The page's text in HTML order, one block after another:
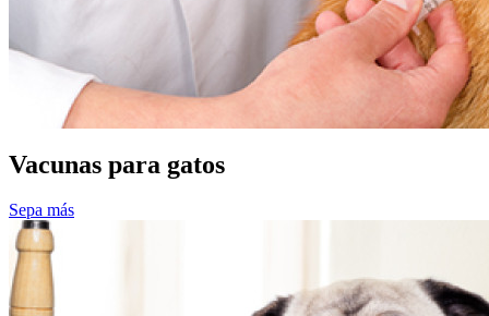
Vacunas para gatos
Sepa más